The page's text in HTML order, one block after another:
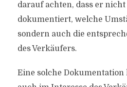
darauf achten, dass er
dokumentiert, welche
sondern auch die
des Verkäufers.
Eine solche